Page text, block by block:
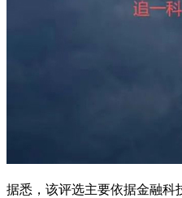
据悉，该评选主要依据金融科